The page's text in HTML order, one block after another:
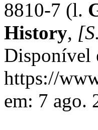
8810-7 (l.
History,
Disponível
https://
em: 7 ago.